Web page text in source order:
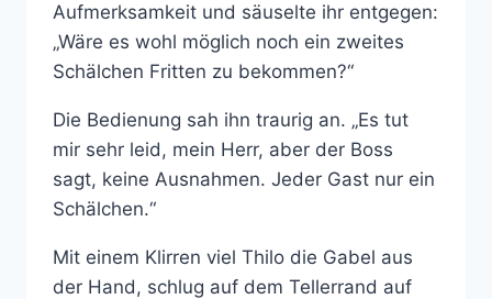
Aufmerksamkeit und säuselte ihr entgegen:
„Wäre es wohl möglich noch ein zweites
Schälchen Fritten zu bekommen?“
Die Bedienung sah ihn traurig an. „Es tut
mir sehr leid, mein Herr, aber der Boss
sagt, keine Ausnahmen. Jeder Gast nur ein
Schälchen.“
Mit einem Klirren viel Thilo die Gabel aus
der Hand, schlug auf dem Tellerrand auf